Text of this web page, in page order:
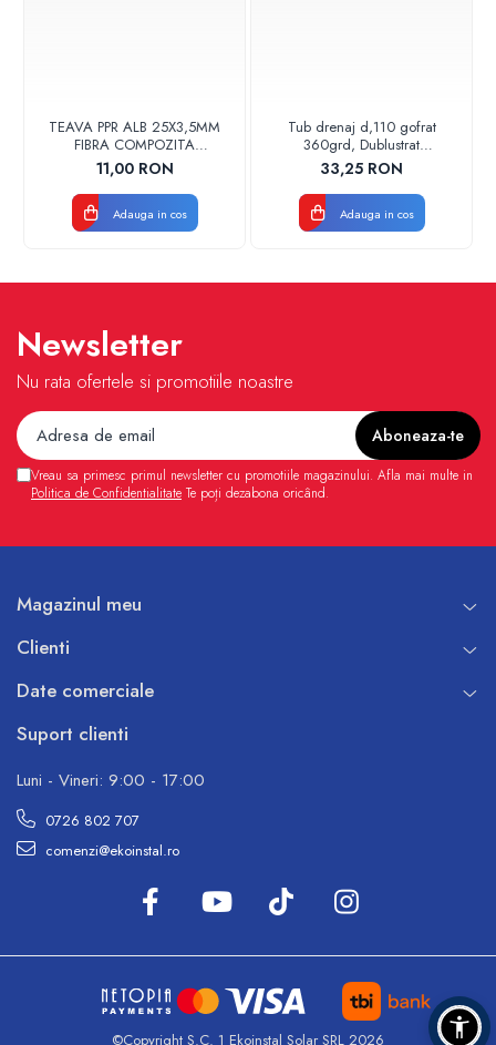
TEAVA PPR ALB 25X3,5MM
FIBRA COMPOZITA
10033025004
VALDUOTHERM VALROM
11,00 RON
Adauga in cos
Tub drenaj d,110 gofrat
360grd, Dublustrat
verde/negru 110152 Drainkit
33,25 RON
Adauga in cos
Newsletter
Nu rata ofertele si promotiile noastre
Vreau sa primesc primul newsletter cu promotiile magazinului. Afla mai multe in
Politica de Confidentialitate Te poți dezabona oricând.
Magazinul meu
Clienti
Date comerciale
Suport clienti
Luni - Vineri: 9:00 - 17:00
0726 802 707
comenzi@ekoinstal.ro
©Copyright S.C. 1 Ekoinstal Solar SRL 2026